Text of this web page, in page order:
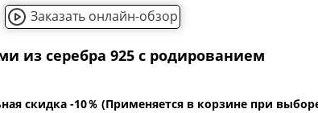
Заказать онлайн-обзор
из серебра 925 с родированием
скидка -10％ (Применяется в корзине при